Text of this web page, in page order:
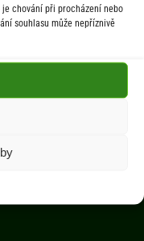
chování při procházení nebo
souhlasu může nepříznivě
vzdálené 2km od